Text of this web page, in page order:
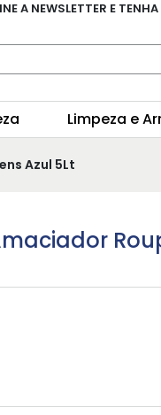
A NEWSLETTER E
Limpeza e
Azul 5Lt